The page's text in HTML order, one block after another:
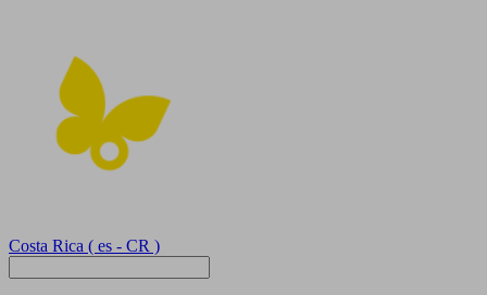
Costa Rica ( es - CR )